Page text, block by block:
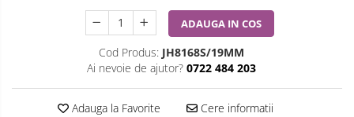
ADAUGA IN COS
Cod Produs: JH8168S/19MM
Ai nevoie de ajutor? 0722 484 203
Adauga la Favorite Cere informatii